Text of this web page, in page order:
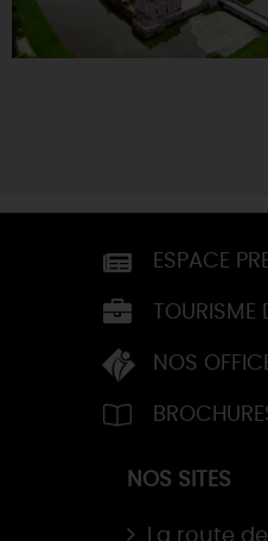
ESPACE
TOURISME
NOS
NOS SITES
La route